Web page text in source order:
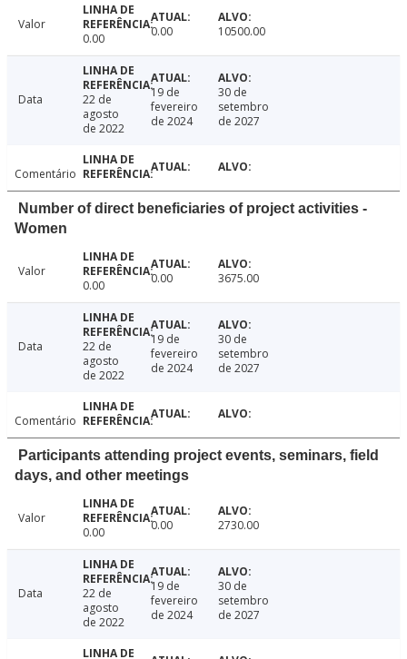
Valor
0.00
0.00 10500.00
Data
22 de
agosto
de 2022
19 de
fevereiro
de 2024
30 de
setembro
de 2027
Comentário
Number of direct beneficiaries of project activities -
Women
Valor
0.00
0.00 3675.00
Data
22 de
agosto
de 2022
19 de
fevereiro
de 2024
30 de
setembro
de 2027
Comentário
Participants attending project events, seminars, field
days, and other meetings
Valor
0.00
0.00 2730.00
Data
22 de
agosto
de 2022
19 de
fevereiro
de 2024
30 de
setembro
de 2027